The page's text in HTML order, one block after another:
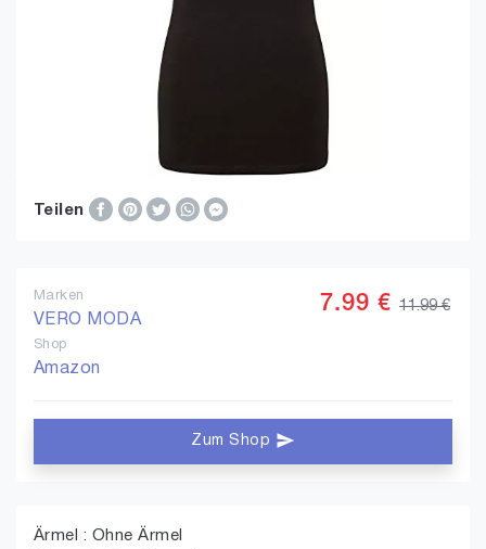
Teilen
Marken
VERO MODA
Shop
Amazon
7.99 € 11.99 €
Zum Shop
Ärmel : Ohne Ärmel